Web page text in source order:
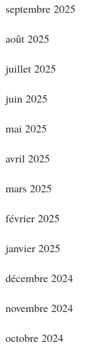
septembre 2025
août 2025
juillet 2025
juin 2025
mai 2025
avril 2025
mars 2025
février 2025
janvier 2025
décembre 2024
novembre 2024
octobre 2024